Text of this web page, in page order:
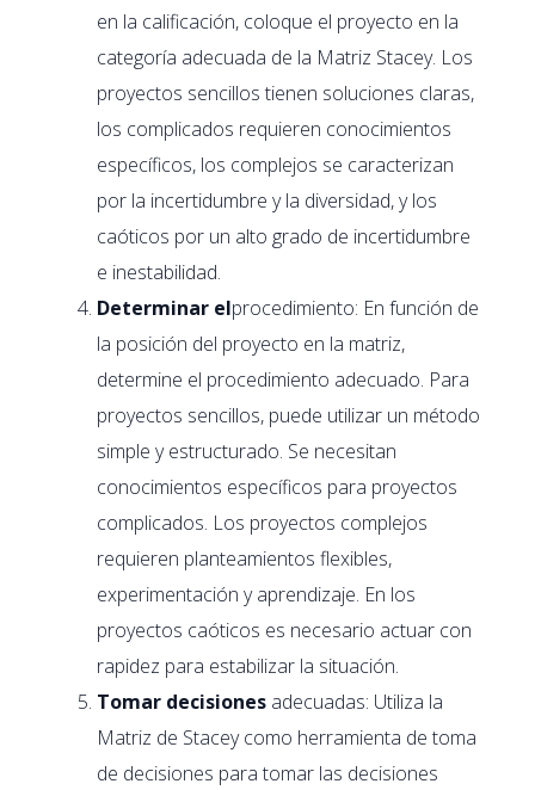
en la calificación, coloque el proyecto en la
categoría adecuada de la Matriz Stacey. Los
proyectos sencillos tienen soluciones claras,
los complicados requieren conocimientos
específicos, los complejos se caracterizan
por la incertidumbre y la diversidad, y los
caóticos por un alto grado de incertidumbre
e inestabilidad.
Determinar elprocedimiento: En función de
la posición del proyecto en la matriz,
determine el procedimiento adecuado. Para
proyectos sencillos, puede utilizar un método
simple y estructurado. Se necesitan
conocimientos específicos para proyectos
complicados. Los proyectos complejos
requieren planteamientos flexibles,
experimentación y aprendizaje. En los
proyectos caóticos es necesario actuar con
rapidez para estabilizar la situación.
Tomar decisionesadecuadas: Utiliza la
Matriz de Stacey como herramienta de toma
de decisiones para tomar las decisiones